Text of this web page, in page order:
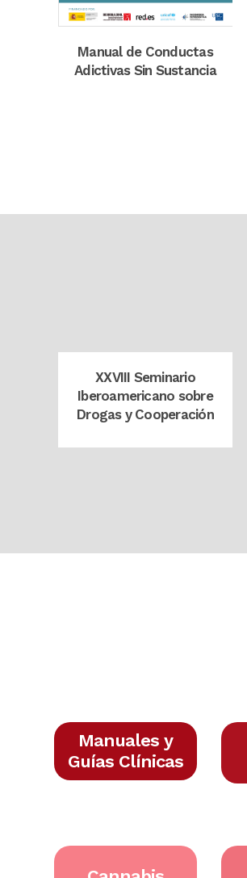
Manual de Conductas
Adictivas Sin Sustancia
XXVIII Seminario
Iberoamericano sobre
Drogas y Cooperación
Manuales y
Guías Clínicas